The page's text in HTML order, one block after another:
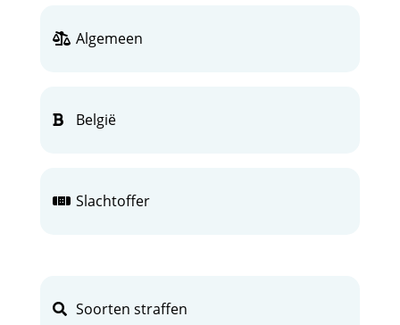
Algemeen
België
Slachtoffer
Soorten straffen